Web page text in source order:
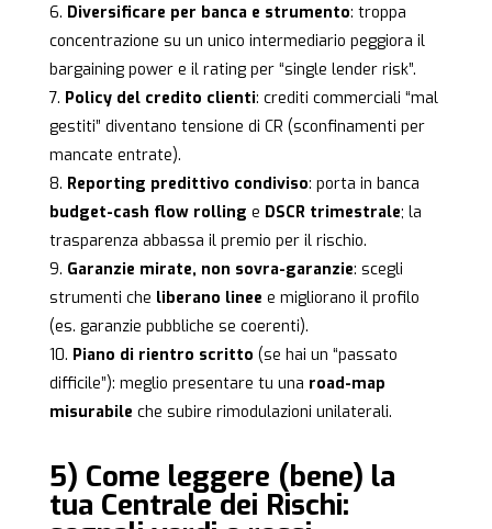
Diversificare per banca e strumento: troppa
concentrazione su un unico intermediario peggiora il
bargaining power e il rating per “single lender risk”.
Policy del credito clienti: crediti commerciali “mal
gestiti” diventano tensione di CR (sconfinamenti per
mancate entrate).
Reporting predittivo condiviso: porta in banca
budget-cash flow rolling e DSCR trimestrale; la
trasparenza abbassa il premio per il rischio.
Garanzie mirate, non sovra-garanzie: scegli
strumenti che liberano linee e migliorano il profilo
(es. garanzie pubbliche se coerenti).
Piano di rientro scritto (se hai un “passato
difficile”): meglio presentare tu una road-map
misurabile che subire rimodulazioni unilaterali.
5) Come leggere (bene) la
tua Centrale dei Rischi: